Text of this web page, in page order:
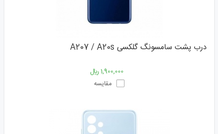
درب پشت سامسونگ گلکسی A207 / A20s
1,900,000 ﷼
مقایسه